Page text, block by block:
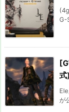
G-
式)
が